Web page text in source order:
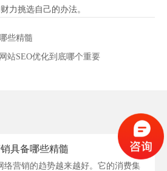
力挑选自己的办法。
些精髓
站SEO优化到底哪个重要
具备哪些精髓
络营销的趋势越来越好。它的消费集